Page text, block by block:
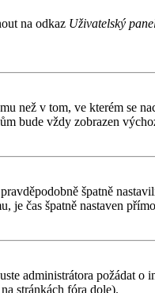
na odkaz Uživatelský
než v tom, ve kterém se
bude vždy zobrazen
špatně
je čas špatně nastaven
administrátora požádat o
stránkách fóra dole).